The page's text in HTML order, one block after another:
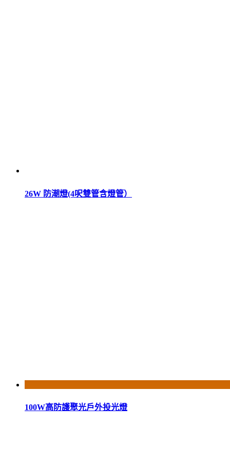
26W 防潮燈(4呎雙管含燈管）
100W高防護聚光戶外投光燈